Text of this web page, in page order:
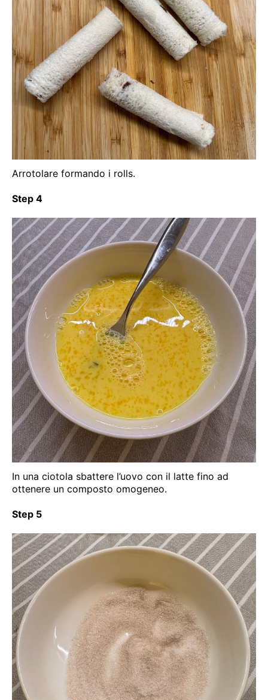
Arrotolare formando i rolls.
Step 4
In una ciotola sbattere l’uovo con il latte fino ad
ottenere un composto omogeneo.
Step 5